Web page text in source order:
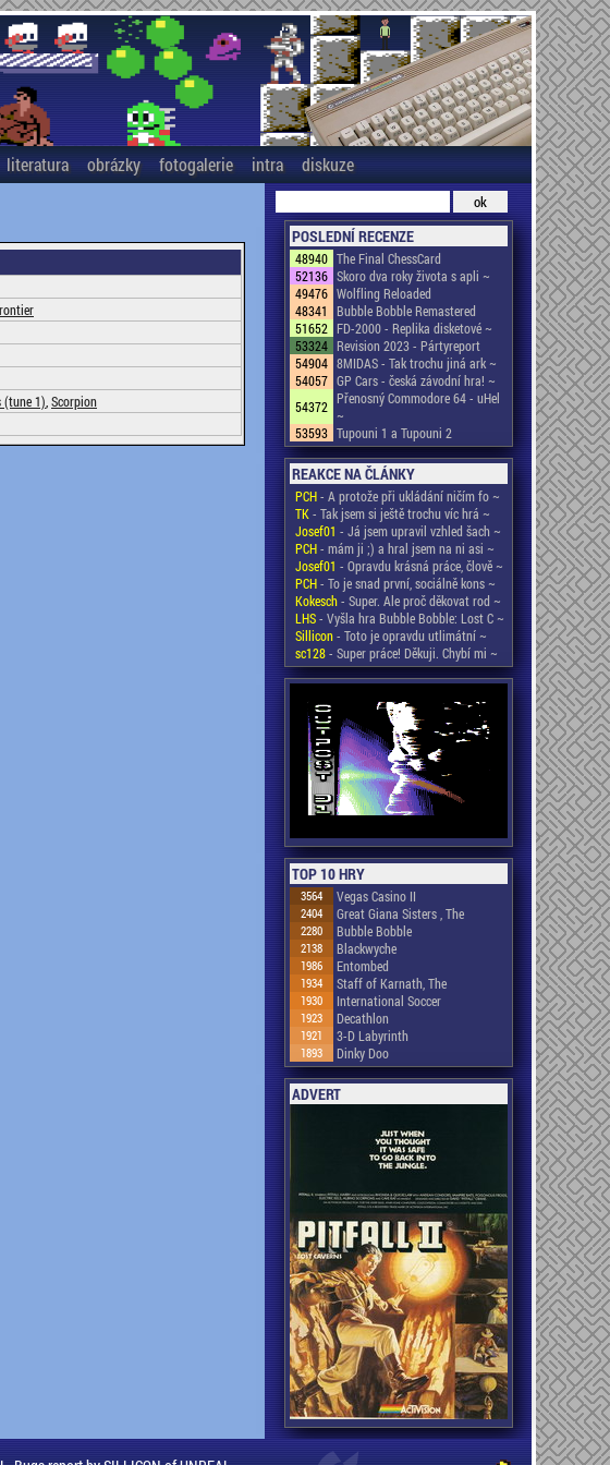
literatura obrázky fotogalerie intra diskuze
(tune 1) Scorpion
POSLEDNÍ RECENZE
48940 The Final ChessCard
52136 Skoro dva roky života s apli ~
49476 Wolfling Reloaded
48341
Bubble Bobble Remastered
51652 FD-2000 - Replika disketové ~
53324 Revision 2023 - Pártyreport
54904 8MIDAS - Tak trochu jiná ark ~
54057 GP Cars - česká závodní hra! ~
54372 Přenosný Commodore 64 - uHel
~
53593 Tupouni 1 a Tupouni 2
REAKCE NA ČLÁNKY
PCH- A protože při ukládání ničím fo ~
TK- Tak jsem si ještě trochu víc hrá ~
Josef01 - Já jsem upravil vzhled šach ~
PCH- mám ji ;) a hral jsem na ni asi ~
Josef01 - Opravdu krásná práce, člově ~
PCH- To je snad první, sociálně kons ~
Kokesch- Super. Ale proč děkovat rod ~
LHS- Vyšla hra Bubble Bobble: Lost C ~
Sillicon- Toto je opravdu utlimátní ~
sc128- Super práce! Děkuji. Chybí mi ~
TOP 10 HRY
3564 Vegas Casino II
2404 Great Giana Sisters , The
2280 Bubble Bobble
2138 Blackwyche
1986 Entombed
1934 Staff of Karnath, The
1930 International Soccer
1923 Decathlon
1921 3-D Labyrinth
1893 Dinky Doo
ADVERT